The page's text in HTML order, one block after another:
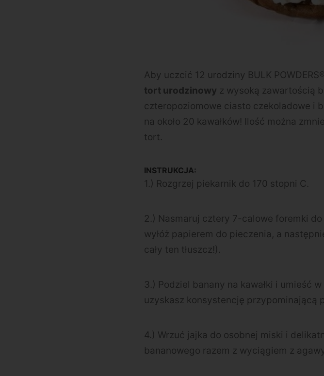
Aby uczcić 12 urodziny BULK
tort urodzinowy z wysoką zawartością
czteropoziomowe ciasto czekoladowe i
na około 20 kawałków! Ilość można
tort.
INSTRUKCJA:
1.) Rozgrzej piekarnik do 170 stopni C.
2.) Nasmaruj cztery 7-calowe foremki do
wyłóż papierem do pieczenia, a
cały ten tłuszcz!).
3.) Podziel banany na kawałki i umieść
uzyskasz konsystencję przypominającą
4.) Wrzuć jajka do osobnej miski i
bananowego razem z wyciągiem z